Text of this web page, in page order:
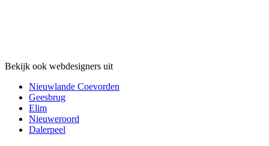
Bekijk ook webdesigners uit
Nieuwlande Coevorden
Geesbrug
Elim
Nieuweroord
Dalerpeel